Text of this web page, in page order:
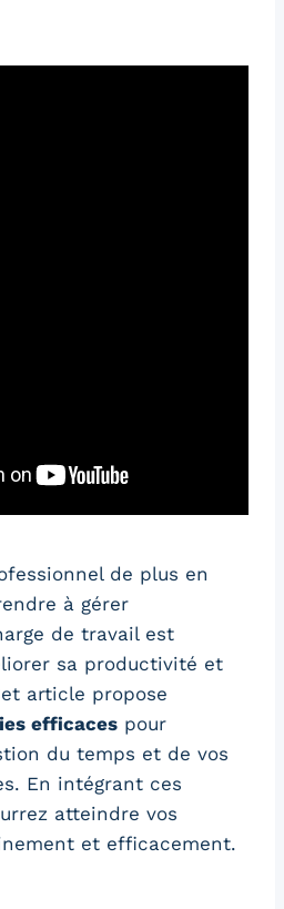
de plus en
à gérer
de travail est
sa productivité et
article propose
efficaces pour
du temps et de vos
En intégrant ces
atteindre vos
et efficacement.